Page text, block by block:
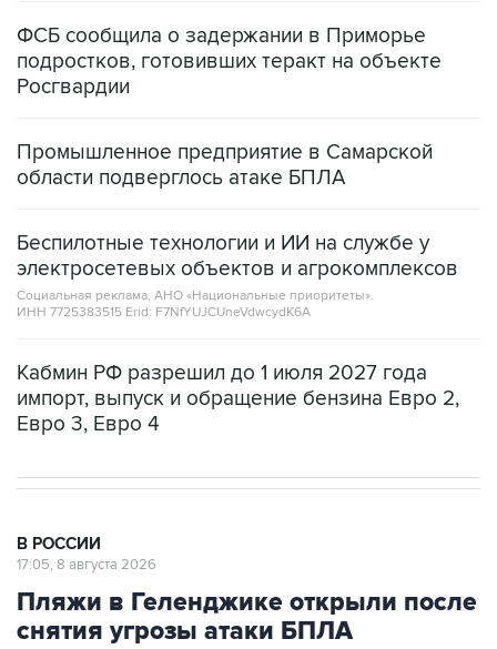
ФСБ сообщила о задержании в Приморье
подростков, готовивших теракт на объекте
Росгвардии
Промышленное предприятие в Самарской
области подверглось атаке БПЛА
Беспилотные технологии и ИИ на службе у
электросетевых объектов и агрокомплексов
Социальная реклама, АНО «Национальные приоритеты».
ИНН 7725383515 Erid: F7NfYUJCUneVdwcydK6A
Кабмин РФ разрешил до 1 июля 2027 года
импорт, выпуск и обращение бензина Евро 2,
Евро 3, Евро 4
В РОССИИ
17:05, 8 августа 2026
Пляжи в Геленджике открыли после
снятия угрозы атаки БПЛА